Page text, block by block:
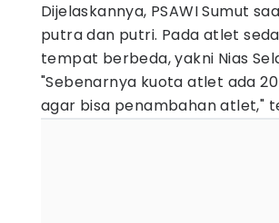
Dijelaskannya, PSAWI Sumut
putra dan putri. Pada atlet
tempat berbeda, yakni Nias
"Sebenarnya kuota atlet ada
agar bisa penambahan atlet,"